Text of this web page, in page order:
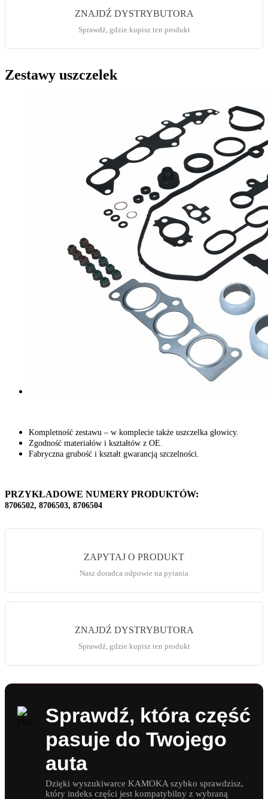
ZNAJDŹ DYSTRYBUTORA
Sprawdź, gdzie kupisz ten produkt
Zestawy uszczelek
Kompletność zestawu – w komplecie także uszczelka głowicy.
Zgodność materiałów i kształtów z OE.
Fabryczna grubość i kształt gwarancją szczelności.
PRZYKŁADOWE NUMERY PRODUKTÓW:
8706502, 8706503, 8706504
ZAPYTAJ O PRODUKT
Nasz doradca odpowie na pytania
ZNAJDŹ DYSTRYBUTORA
Sprawdź, gdzie kupisz ten produkt
Sprawdź, która część
pasuje do Twojego
auta
Dzięki wyszukiwarce KAMOKA szybko sprawdzisz,
który indeks części jest kompatybilny z wybraną